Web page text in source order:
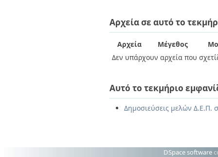
Αρχεία σε αυτό το
Αρχεία Μέγεθος
Δεν υπάρχουν αρχεία που
Αυτό το τεκμήριο
Δημοσιεύσεις μελών Δ.Ε.Π.
DSpace software